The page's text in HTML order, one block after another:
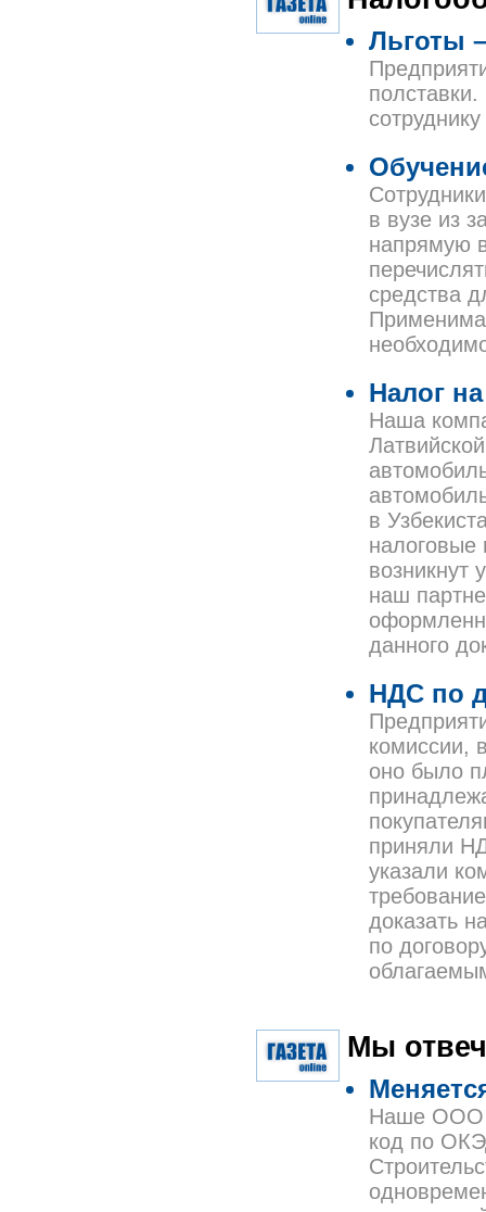
Льготы
в вузе из
напрямую
средства
Налог
Наша
в
налоговые
возникнут
наш
данного
НДС по
комиссии,
оно было
приняли
указали
доказать
по
Мы
Наше ООО
код по